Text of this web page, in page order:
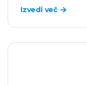
Izvedi več